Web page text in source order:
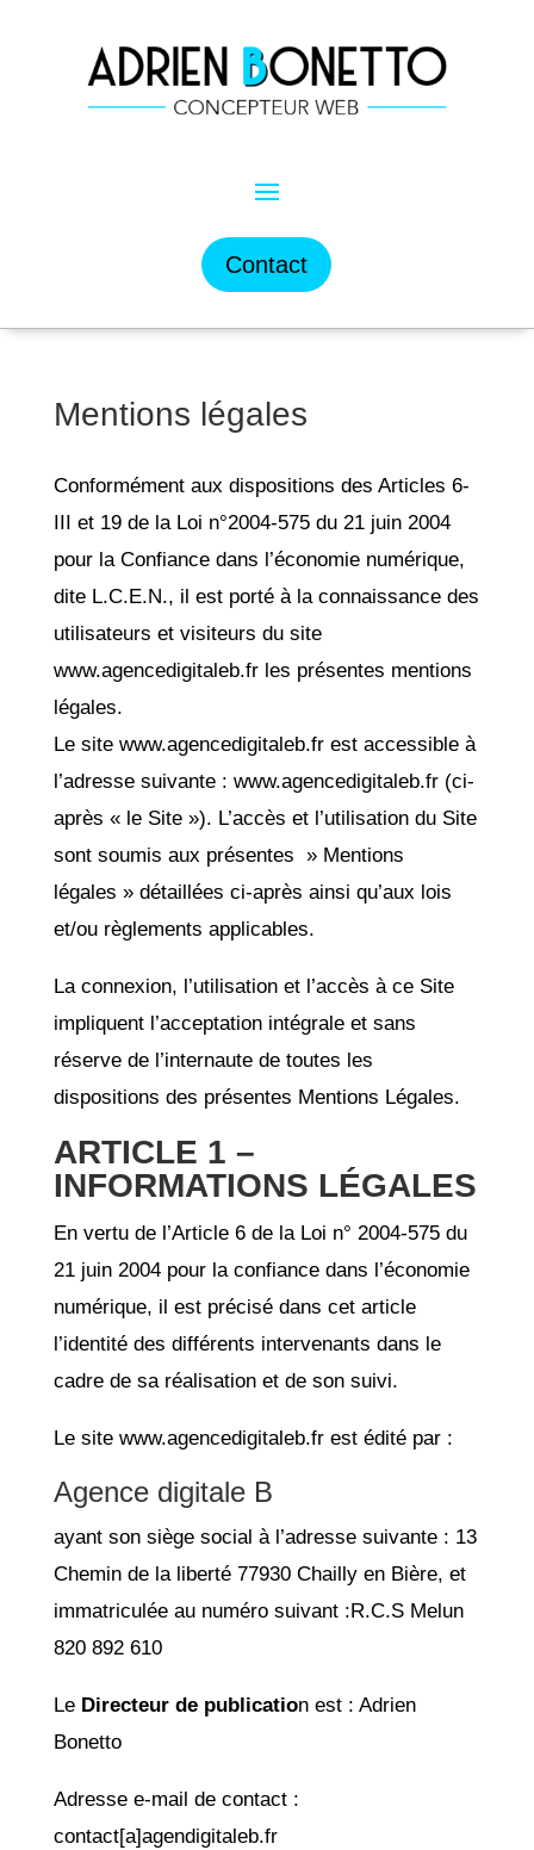
Contact
Mentions légales
Conformément aux dispositions des Articles 6-
III et 19 de la Loi n°2004-575 du 21 juin 2004
pour la Confiance dans l’économie numérique,
dite L.C.E.N., il est porté à la connaissance des
utilisateurs et visiteurs du site
www.agencedigitaleb.fr les présentes mentions
légales.
Le site www.agencedigitaleb.fr est accessible à
l’adresse suivante : www.agencedigitaleb.fr (ci-
après « le Site »). L’accès et l’utilisation du Site
sont soumis aux présentes » Mentions
légales » détaillées ci-après ainsi qu’aux lois
et/ou règlements applicables.
La connexion, l’utilisation et l’accès à ce Site
impliquent l’acceptation intégrale et sans
réserve de l’internaute de toutes les
dispositions des présentes Mentions Légales.
ARTICLE 1 –
INFORMATIONS LÉGALES
En vertu de l’Article 6 de la Loi n° 2004-575 du
21 juin 2004 pour la confiance dans l’économie
numérique, il est précisé dans cet article
l’identité des différents intervenants dans le
cadre de sa réalisation et de son suivi.
Le site www.agencedigitaleb.fr est édité par :
Agence digitale B
ayant son siège social à l’adresse suivante : 13
Chemin de la liberté 77930 Chailly en Bière, et
immatriculée au numéro suivant :R.C.S Melun
820 892 610
Le Directeur de publication est : Adrien
Bonetto
Adresse e-mail de contact :
contact[a]agendigitaleb.fr